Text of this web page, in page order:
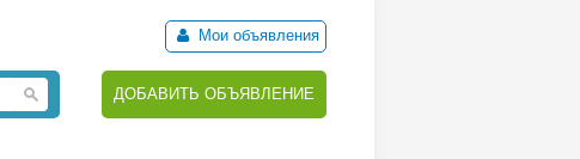
Мои объявления
ДОБАВИТЬ ОБЪЯВЛЕНИЕ